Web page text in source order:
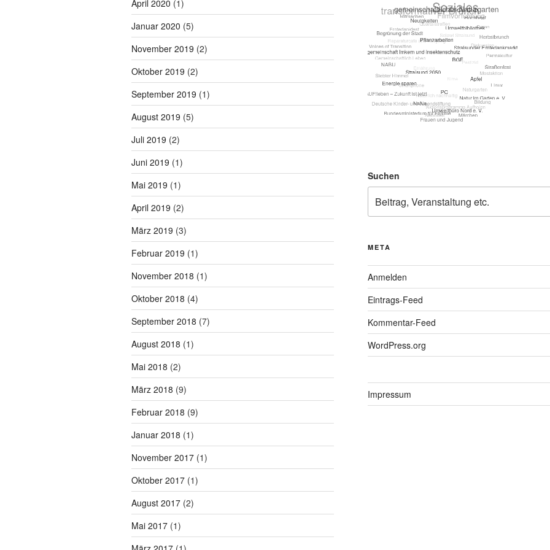
April 2020 (1)
Januar 2020 (5)
November 2019 (2)
Oktober 2019 (2)
September 2019 (1)
August 2019 (5)
Juli 2019 (2)
Juni 2019 (1)
Mai 2019 (1)
April 2019 (2)
März 2019 (3)
Februar 2019 (1)
November 2018 (1)
Oktober 2018 (4)
September 2018 (7)
August 2018 (1)
Mai 2018 (2)
März 2018 (9)
Februar 2018 (9)
Januar 2018 (1)
November 2017 (1)
Oktober 2017 (1)
August 2017 (2)
Mai 2017 (1)
Suchen
META
Anmelden
Eintrags-Feed
Kommentar-Feed
WordPress.org
Impressum